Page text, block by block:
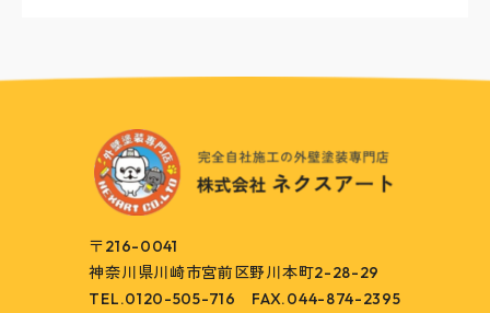
〒216-0041
神奈川県川崎市宮前区野川本町2-28-29
TEL.0120-505-716 FAX.044-874-2395